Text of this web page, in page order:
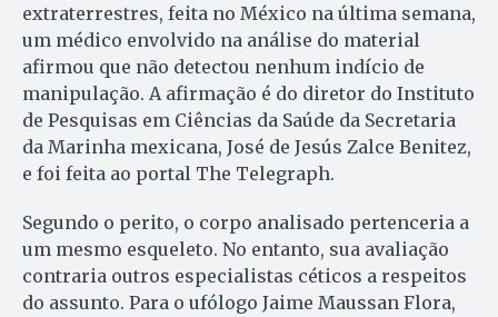
extraterrestres, feita no México na última semana,
um médico envolvido na análise do material
afirmou que não detectou nenhum indício de
manipulação. A afirmação é do diretor do Instituto
de Pesquisas em Ciências da Saúde da Secretaria
da Marinha mexicana, José de Jesús Zalce Benitez,
e foi feita ao portal The Telegraph.
Segundo o perito, o corpo analisado pertenceria a
um mesmo esqueleto. No entanto, sua avaliação
contraria outros especialistas céticos a respeitos
do assunto. Para o ufólogo Jaime Maussan Flora,